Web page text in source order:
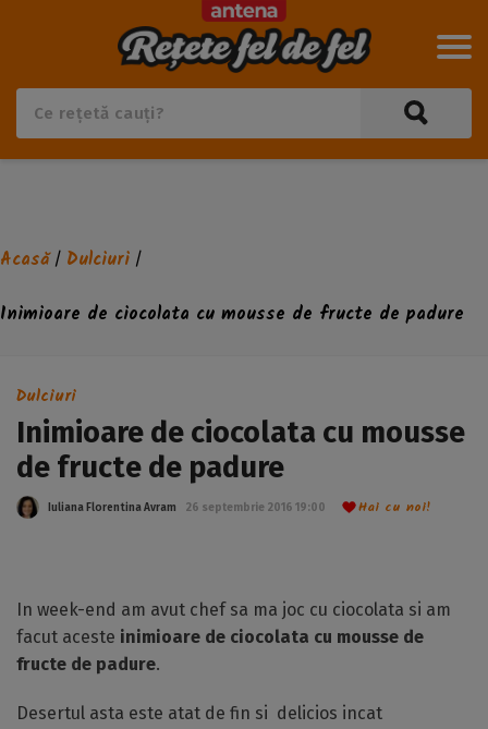
Acasă/ Dulciuri /
Inimioare de ciocolata cu mousse de fructe de padure
Dulciuri
Inimioare de ciocolata cu mousse
de fructe de padure
Iuliana Florentina Avram 26 septembrie 2016 19:00 Hai cu noi!
In week-end am avut chef sa ma joc cu ciocolata si am
facut aceste inimioare de ciocolata cu mousse de
fructe de padure.
Desertul asta este atat de fin si delicios incat